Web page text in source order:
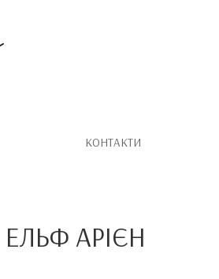
КОНТАКТИ
АРІЄН